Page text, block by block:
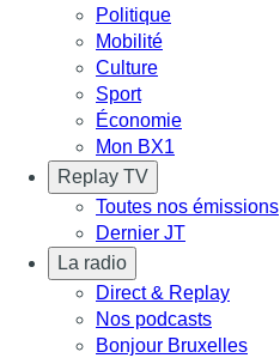
Politique
Mobilité
Culture
Sport
Économie
Mon BX1
Replay TV
Toutes nos émissions
Dernier JT
La radio
Direct & Replay
Nos podcasts
Bonjour Bruxelles